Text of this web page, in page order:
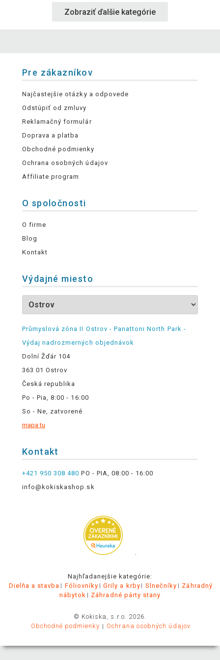
Zobraziť ďalšie kategórie
Pre zákazníkov
Najčastejšie otázky a odpovede
Odstúpiť od zmluvy
Reklamačný formulár
Doprava a platba
Obchodné podmienky
Ochrana osobných údajov
Affiliate program
O spoločnosti
O firme
Blog
Kontakt
Výdajné miesto
Průmyslová zóna II Ostrov - Panattoni North Park -
Výdaj nadrozmerných objednávok
Dolní Žďár 104
363 01 Ostrov
Česká republika
Po - Pia, 8:00 - 16:00
So - Ne, zatvorené
mapa tu
Kontakt
+421 950 308 480 PO - PIA, 08:00 - 16:00
info@kokiskashop.sk
.
Najhľadanejšie kategórie:
Dielňa a stavba
Fóliovníky Grily a krby Slnečníky
Záhradný
nábytok
Záhradné párty stany
© Kokiska, s.r.o. 2026.
Obchodné podmienky
Ochrana osobných údajov